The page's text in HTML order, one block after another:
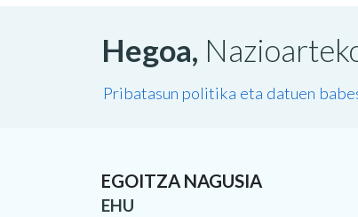
Hegoa,
Pribatasun politika eta datuen
EGOITZA NAGUSIA
EHU